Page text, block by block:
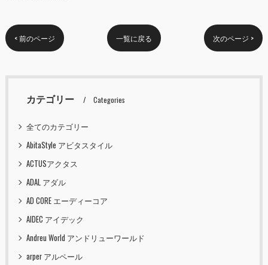
< 前のページ 一覧に戻る 次のページ >
カテゴリー Categories
全てのカテゴリー
AbitaStyle アビタスタイル
ACTUSアクタス
ADAL アダル
AD CORE エーディーコア
AIDEC アイデック
Andreu World アンドリューワールド
arper アルペール